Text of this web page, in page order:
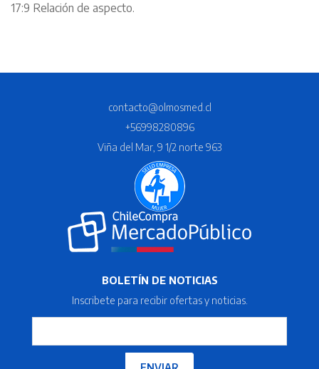
17:9 Relación de aspecto.
contacto@olmosmed.cl
+56998280896
Viña del Mar, 9 1/2 norte 963
BOLETÍN DE NOTICIAS
Inscribete para recibir ofertas y noticias.